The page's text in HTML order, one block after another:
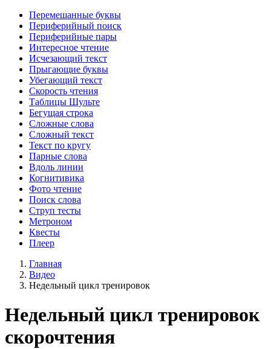
Перемешанные буквы
Периферийный поиск
Периферийные пары
Интересное чтение
Исчезающий текст
Прыгающие буквы
Убегающий текст
Скорость чтения
Таблицы Шульте
Бегущая строка
Сложные слова
Сложный текст
Текст по кругу
Парные слова
Вдоль линии
Когнитивика
Фото чтение
Поиск слова
Струп тесты
Метроном
Квесты
Плеер
Главная
Видео
Недельный цикл тренировок
Недельный цикл тренировок
скорочтения